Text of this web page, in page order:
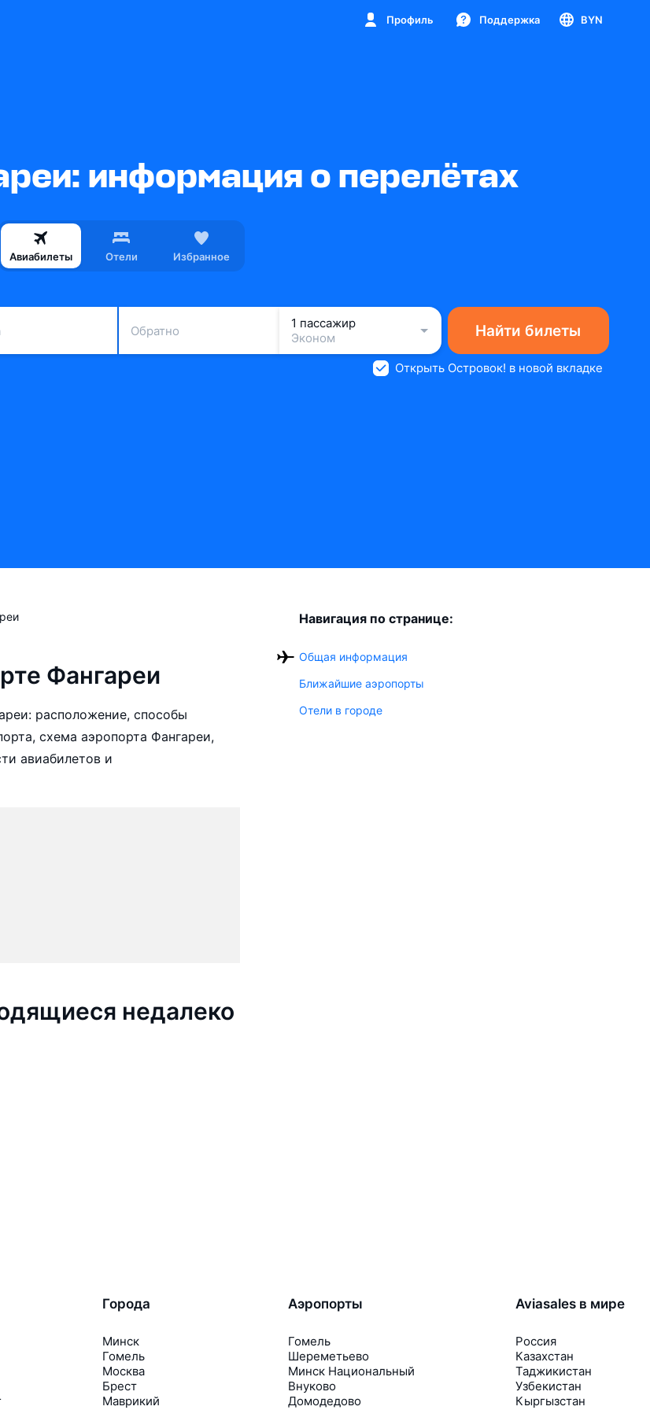
Профиль Поддержка BYN
информация о перелётах
Авиабилеты Отели Избранное
Обратно
1 пассажир
Эконом
Найти билеты
Открыть Островок! в новой вкладке
Фангареи
расположение, способы
схема аэропорта Фангареи,
авиабилетов и
недалеко
Навигация по странице:
Общая информация
Ближайшие аэропорты
Отели в городе
Города
Минск
Гомель
Москва
Брест
Маврикий
Аэропорты
Гомель
Шереметьево
Минск Национальный
Внуково
Домодедово
Aviasales в мире
Россия
Казахстан
Таджикистан
Узбекистан
Кыргызстан